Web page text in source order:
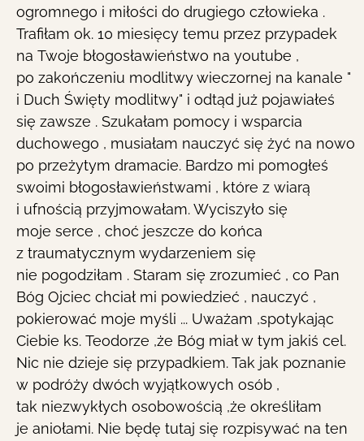
ogromnego i miłości do drugiego człowieka .
Trafiłam ok. 10 miesięcy temu przez przypadek
na Twoje błogosławieństwo na youtube ,
po zakończeniu modlitwy wieczornej na kanale "
i Duch Święty modlitwy" i odtąd już pojawiałeś
się zawsze . Szukałam pomocy i wsparcia
duchowego , musiałam nauczyć się żyć na nowo
po przeżytym dramacie. Bardzo mi pomogłeś
swoimi błogosławieństwami , które z wiarą
i ufnością przyjmowałam. Wyciszyło się
moje serce , choć jeszcze do końca
z traumatycznym wydarzeniem się
nie pogodziłam . Staram się zrozumieć , co Pan
Bóg Ojciec chciał mi powiedzieć , nauczyć ,
pokierować moje myśli ... Uważam ,spotykając
Ciebie ks. Teodorze ,że Bóg miał w tym jakiś cel.
Nic nie dzieje się przypadkiem. Tak jak poznanie
w podróży dwóch wyjątkowych osób ,
tak niezwykłych osobowością ,że określiłam
je aniołami. Nie będę tutaj się rozpisywać na ten